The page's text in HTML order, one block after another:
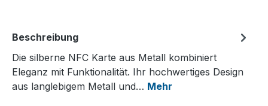
Beschreibung
Die silberne NFC Karte aus Metall kombiniert
Eleganz mit Funktionalität. Ihr hochwertiges Design
aus langlebigem Metall und… Mehr